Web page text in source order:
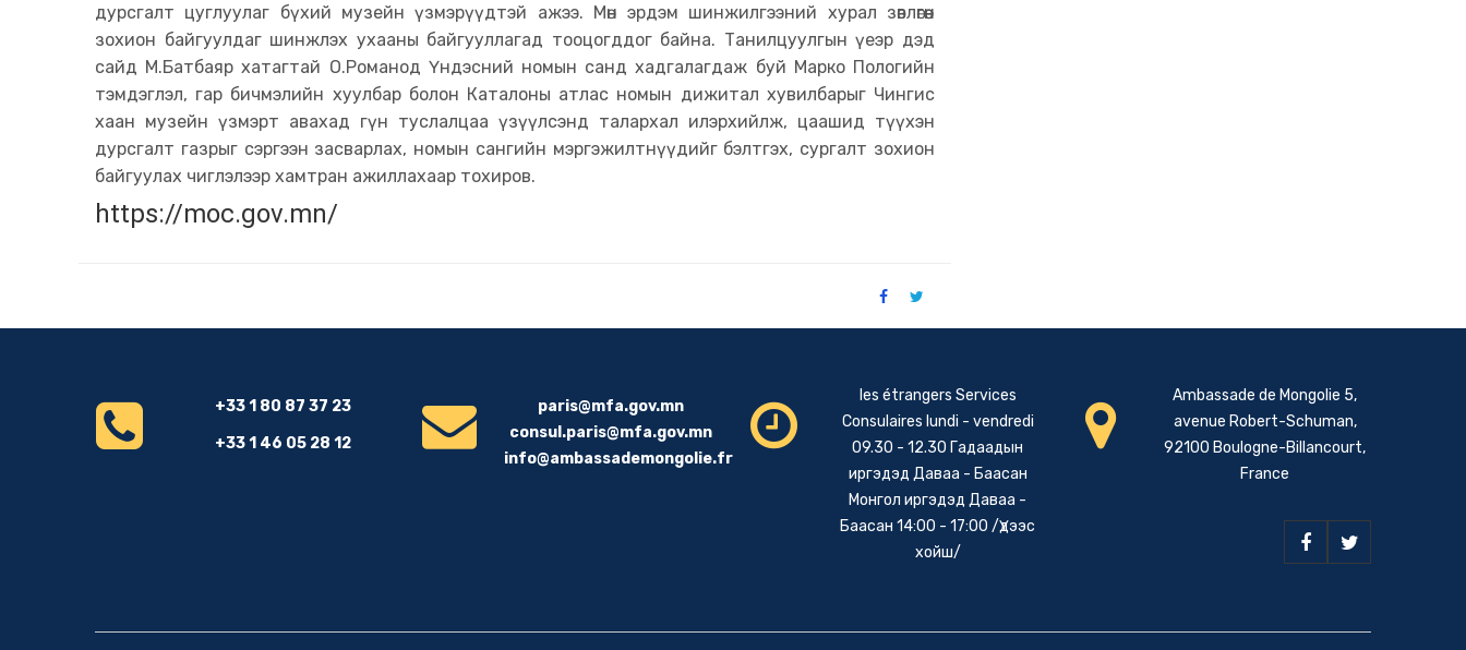
дурсгалт цуглуулаг бүхий музейн үзмэрүүдтэй ажээ. Мөн эрдэм шинжилгээний хурал зөвлөгөөн
зохион байгуулдаг шинжлэх ухааны байгууллагад тооцогддог байна. Танилцуулгын үеэр дэд
сайд М.Батбаяр хатагтай О.Романод Үндэсний номын санд хадгалагдаж буй Марко Пологийн
тэмдэглэл, гар бичмэлийн хуулбар болон Каталоны атлас номын дижитал хувилбарыг Чингис
хаан музейн үзмэрт авахад гүн туслалцаа үзүүлсэнд талархал илэрхийлж, цаашид түүхэн
дурсгалт газрыг сэргээн засварлах, номын сангийн мэргэжилтнүүдийг бэлтгэх, сургалт зохион
байгуулах чиглэлээр хамтран ажиллахаар тохиров.
https://moc.gov.mn/
+33 1 80 87 37 23
+33 1 46 05 28 12
paris@mfa.gov.mn
consul.paris@mfa.gov.mn
info@ambassademongolie.fr
les étrangers Services
Consulaires lundi - vendredi
09.30 - 12.30 Гадаадын
иргэдэд Даваа - Баасан
Монгол иргэдэд Даваа -
Баасан 14:00 - 17:00 /Үдээс
хойш/
Ambassade de Mongolie 5,
avenue Robert-Schuman,
92100 Boulogne-Billancourt,
France